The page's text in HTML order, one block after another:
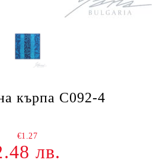
кърпа С092-4
€1.27
лв.